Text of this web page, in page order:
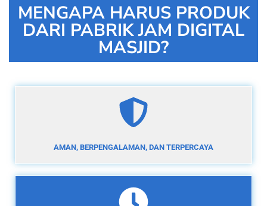
MENGAPA HARUS PRODUK
DARI PABRIK JAM DIGITAL
MASJID?
AMAN, BERPENGALAMAN, DAN TERPERCAYA